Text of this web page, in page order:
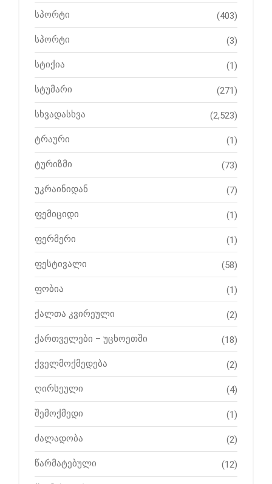
სპორტი (403)
სპორტი (3)
სტიქია (1)
სტუმარი (271)
სხვადასხვა (2,523)
ტრაური (1)
ტურიზმი (73)
უკრაინიდან (7)
ფემიციდი (1)
ფერმერი (1)
ფესტივალი (58)
ფობია (1)
ქალთა კვირეული (2)
ქართველები – უცხოეთში (18)
ქველმოქმედება (2)
ღირსეული (4)
შემოქმედი (1)
ძალადობა (2)
წარმატებული (12)